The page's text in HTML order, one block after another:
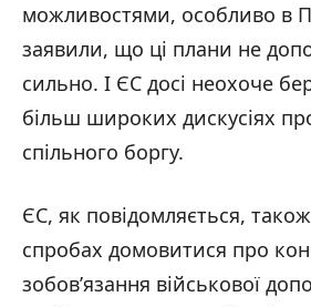
можливостями, особливо в
заявили, що ці плани не
сильно. І ЄС досі неохоче
більш широких дискусіях
спільного боргу.
ЄС, як повідомляється,
спробах домовитися про
зобов’язання військової